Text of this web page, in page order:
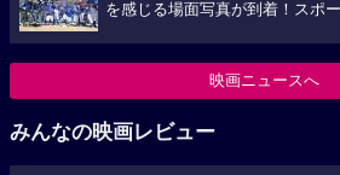
を感じる場面写真が到着！スポ
映画ニュースへ
みんなの映画レビュー